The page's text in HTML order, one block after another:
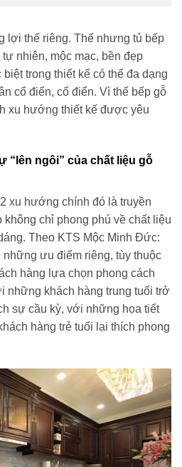
lợi thế riêng. Thế nhưng tủ bếp
nhiên, mộc mạc, bền đẹp
trong thiết kế có thể đa dạng
cổ điển, cổ điển. Vì thế bếp gỗ
xu hướng thiết kế được yêu
“lên ngôi” của chất liệu gỗ
xu hướng chính đó là truyền
không chỉ phong phú về chất liệu
Theo KTS Mộc Minh Đức:
những ưu điểm riêng, tùy thuộc
hàng lựa chọn phong cách
những khách hàng trung tuổi trở
sự cầu kỳ, với những họa tiết
hàng trẻ tuổi lại thích phong